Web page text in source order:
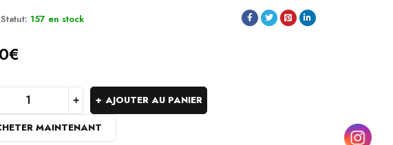
Statut: 157 en stock
€
AJOUTER AU PANIER
MAINTENANT